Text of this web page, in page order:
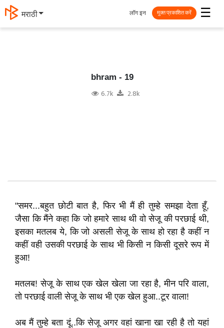
मराठी ☰
लॉग इन मुक्त प्रकाशित करें
bhram - 19
6.7k 2.8k
"समर...बहुत छोटी बात है, फिर भी मैं ही तुम्हे समझा देता हूँ,
जैसा कि मैंने कहा कि जो हमारे साथ थी वो सेजू की परछाई थी,
इसका मतलब ये, कि जो असली सेजू के साथ हो रहा है कहीं न
कहीं वही उसकी परछाई के साथ भी किसी न किसी दूसरे रूप में
हुआ!
मतलब! सेजू के साथ एक खेल खेला जा रहा है, मीन परि वाला,
तो परछाई वाली सेजू के साथ भी एक खेल हुआ..टूर वाला!
अब मैं तुम्हे बता दूं..कि सेजू अगर वहां खाना खा रही है तो यहां